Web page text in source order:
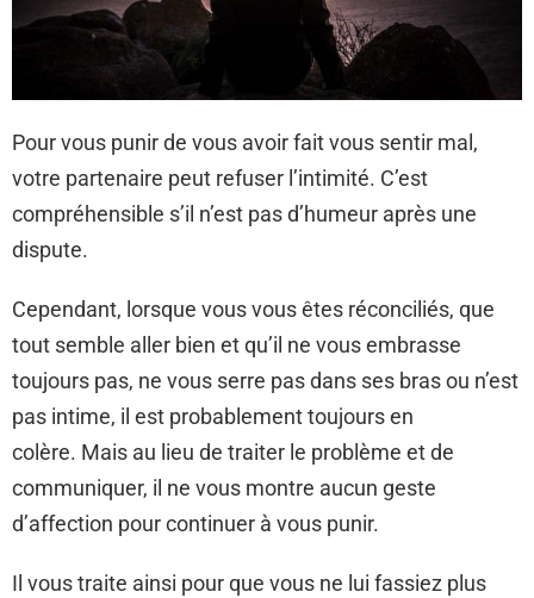
Pour vous punir de vous avoir fait vous sentir mal,
votre partenaire peut refuser l’intimité. C’est
compréhensible s’il n’est pas d’humeur après une
dispute.
Cependant, lorsque vous vous êtes réconciliés, que
tout semble aller bien et qu’il ne vous embrasse
toujours pas, ne vous serre pas dans ses bras ou n’est
pas intime, il est probablement toujours en
colère. Mais au lieu de traiter le problème et de
communiquer, il ne vous montre aucun geste
d’affection pour continuer à vous punir.
Il vous traite ainsi pour que vous ne lui fassiez plus